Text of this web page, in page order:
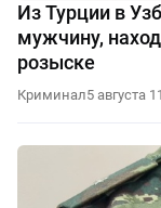
Из Турции в
мужчину,
розыске
Криминал5 августа